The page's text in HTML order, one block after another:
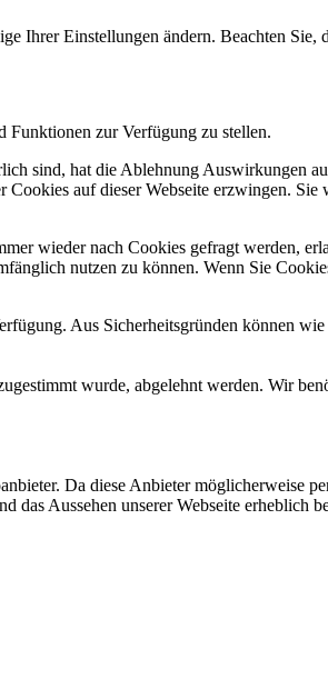
Ihrer Einstellungen ändern. Beachten
Funktionen zur Verfügung zu stellen.
sind, hat die Ablehnung Auswirkungen
auf dieser Webseite erzwingen.
wieder nach Cookies gefragt werden,
nutzen zu können. Wenn Sie
Aus Sicherheitsgründen können
wurde, abgelehnt werden. Wir
Da diese Anbieter möglicherweise
Aussehen unserer Webseite erheblich